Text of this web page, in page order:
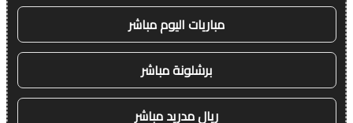
مباريات اليوم مباشر
برشلونة مباشر
ريال مدريد مباشر